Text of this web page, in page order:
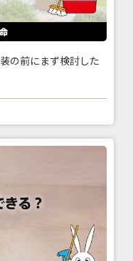
の前にまず検討した